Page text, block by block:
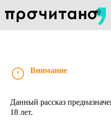
Внимание
Данный рассказ
18 лет.